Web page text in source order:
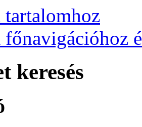
tartalomhoz
főnavigációhoz
keresés